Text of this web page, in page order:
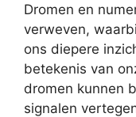
Dromen en
verweven,
ons diepere
betekenis van
dromen kunnen
signalen